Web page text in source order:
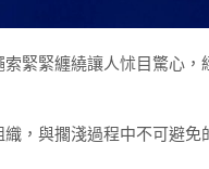
緊緊纏繞讓人怵目驚心
，與擱淺過程中不可避